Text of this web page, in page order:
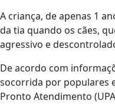
A criança, de apenas 1
da tia quando os cães,
agressivo e
De acordo com
socorrida por populares
Pronto Atendimento